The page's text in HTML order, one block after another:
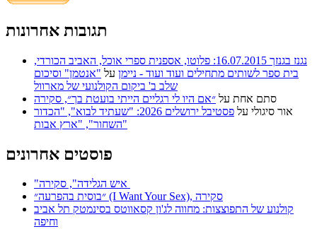
תגובות אחרונות
נגנז בגנזך 16.07.2015: פלוטו, אספנית ספרי אוכל, האביב הכורדי,
בית ספר לשותים מתחילים ועוד ועוד - ניימן על "אנטמן" וסיכום
שלב ב' ביקום הקולנועי של מארוול
סתם אחת על ״אם היו לי רגליים הייתי בועטת בך״, סקירה
אור סיגולי על
פסטיבל ירושלים 2026: "שעתיד לבוא", "הכדור
השחור", "ארץ אבות"
פוסטים אחרונים
״בוסית בהפרעה״ (I Want Your Sex), סקירה
קולנוע של התפוצצות: מחווה לג'ון קסאווטס בסינמטק תל אביב
וחיפה